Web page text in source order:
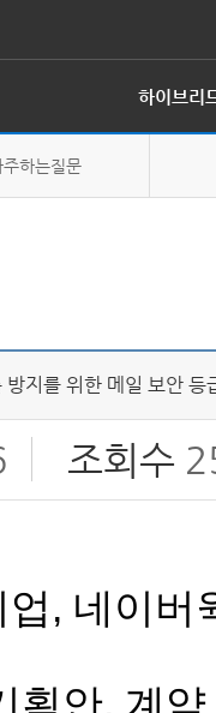
제품 구성
제품 기능
하이브리
전자결재
주하는질문
회사연혁
지를 위한 메일 보안 등
조회수
, 네이
획안, 계